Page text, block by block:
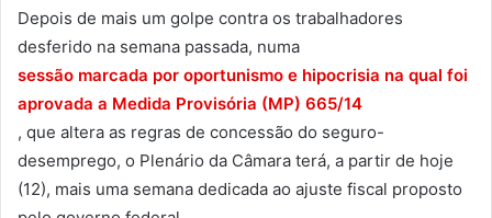
Depois de mais um golpe contra os trabalhadores
desferido na semana passada, numa
sessão marcada por oportunismo e hipocrisia na qual foi
aprovada a Medida Provisória (MP) 665/14
, que altera as regras de concessão do seguro-
desemprego, o Plenário da Câmara terá, a partir de hoje
(12), mais uma semana dedicada ao ajuste fiscal proposto